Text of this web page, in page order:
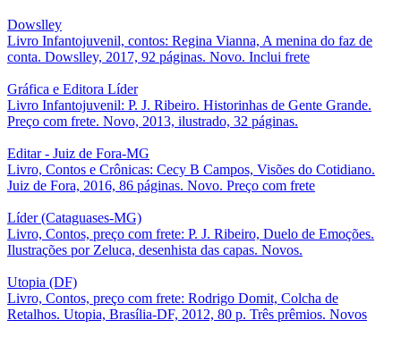
Dowslley
Livro Infantojuvenil, contos: Regina Vianna, A menina do faz de
conta. Dowslley, 2017, 92 páginas. Novo. Inclui frete
Gráfica e Editora Líder
Livro Infantojuvenil: P. J. Ribeiro. Historinhas de Gente Grande.
Preço com frete. Novo, 2013, ilustrado, 32 páginas.
Editar - Juiz de Fora-MG
Livro, Contos e Crônicas: Cecy B Campos, Visões do Cotidiano.
Juiz de Fora, 2016, 86 páginas. Novo. Preço com frete
Líder (Cataguases-MG)
Livro, Contos, preço com frete: P. J. Ribeiro, Duelo de Emoções.
Ilustrações por Zeluca, desenhista das capas. Novos.
Utopia (DF)
Livro, Contos, preço com frete: Rodrigo Domit, Colcha de
Retalhos. Utopia, Brasília-DF, 2012, 80 p. Três prêmios. Novos